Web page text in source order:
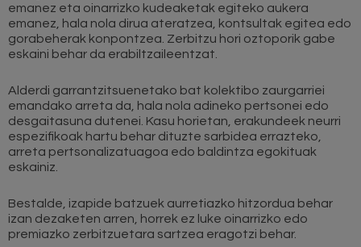
emanez eta oinarrizko kudeaketak egiteko aukera
emanez, hala nola dirua ateratzea, kontsultak egitea edo
gorabeherak konpontzea. Zerbitzu hori oztoporik gabe
eskaini behar da erabiltzaileentzat.
Alderdi garrantzitsuenetako bat kolektibo zaurgarriei
emandako arreta da, hala nola adineko pertsonei edo
desgaitasuna dutenei. Kasu horietan, erakundeek neurri
espezifikoak hartu behar dituzte sarbidea errazteko,
arreta pertsonalizatuagoa edo baldintza egokituak
eskainiz.
Bestalde, izapide batzuek aurretiazko hitzordua behar
izan dezaketen arren, horrek ez luke oinarrizko edo
premiazko zerbitzuetara sartzea eragotzi behar.